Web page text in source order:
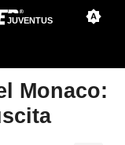
JUVENTUS
Monaco: